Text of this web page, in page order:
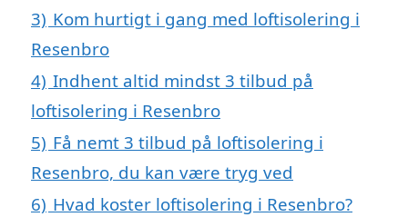
3) Kom hurtigt i gang med loftisolering i
Resenbro
4) Indhent altid mindst 3 tilbud på
loftisolering i Resenbro
5) Få nemt 3 tilbud på loftisolering i
Resenbro, du kan være tryg ved
6) Hvad koster loftisolering i Resenbro?